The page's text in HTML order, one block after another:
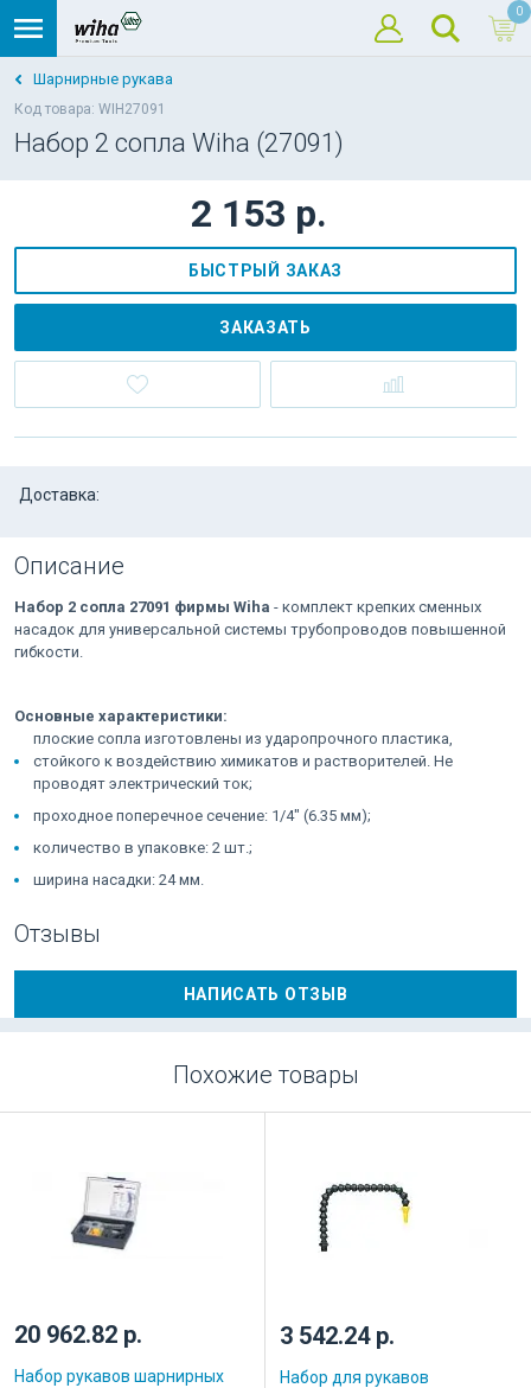
0
Шарнирные рукава
Код товара: WIH27091
Набор 2 сопла Wiha (27091)
2 153 р.
БЫСТРЫЙ ЗАКАЗ
ЗАКАЗАТЬ
Доставка:
Описание
Набор 2 сопла 27091 фирмы Wiha - комплект крепких сменных
насадок для универсальной системы трубопроводов повышенной
гибкости.
Основные характеристики:
плоские сопла изготовлены из ударопрочного пластика,
стойкого к воздействию химикатов и растворителей. Не
проводят электрический ток;
проходное поперечное сечение: 1/4" (6.35 мм);
количество в упаковке: 2 шт.;
ширина насадки: 24 мм.
Отзывы
НАПИСАТЬ ОТЗЫВ
Похожие товары
20 962.82 р.
Набор рукавов шарнирных
3 542.24 р.
Набор для рукавов